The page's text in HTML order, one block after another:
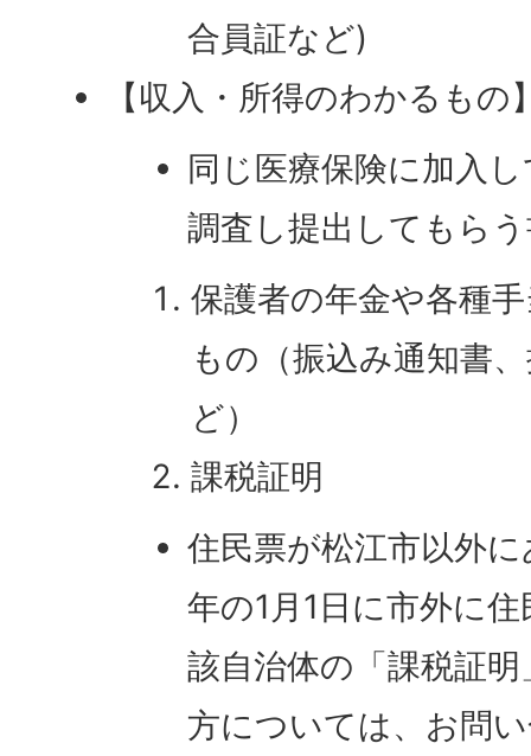
合員証など)
【収入・所得のわかるもの
同じ医療保険に加入
調査し提出してもら
保護者の年金や各種
もの（振込み通知書
ど）
課税証明
住民票が松江市以外
年の1月1日に市外に
該自治体の「課税証
方については、お問